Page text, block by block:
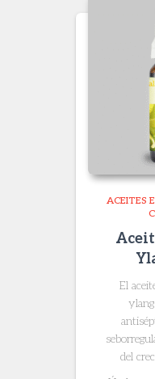
ACEITES
El
ylang
del